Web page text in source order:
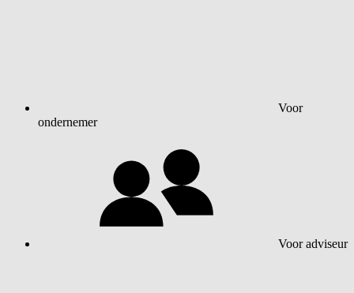
Voor
ondernemer
Voor adviseur